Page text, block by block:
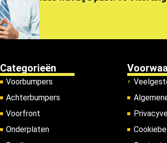
Categorieën
Voorbumpers
Achterbumpers
Voorfront
Onderplaten